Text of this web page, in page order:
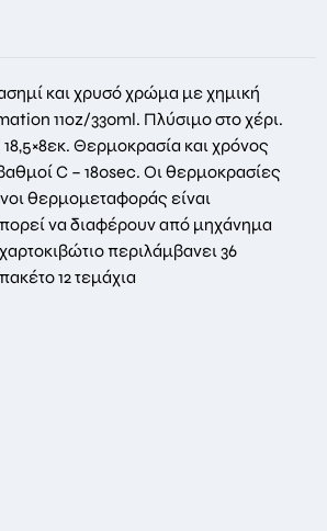
και χρυσό χρώμα με χημική
11oz/330ml. Πλύσιμο στο χέρι.
Θερμοκρασία και χρόνος
C – 180sec. Οι θερμοκρασίες
θερμομεταφοράς είναι
να διαφέρουν από μηχάνημα
περιλάμβανει 36
12 τεμάχια